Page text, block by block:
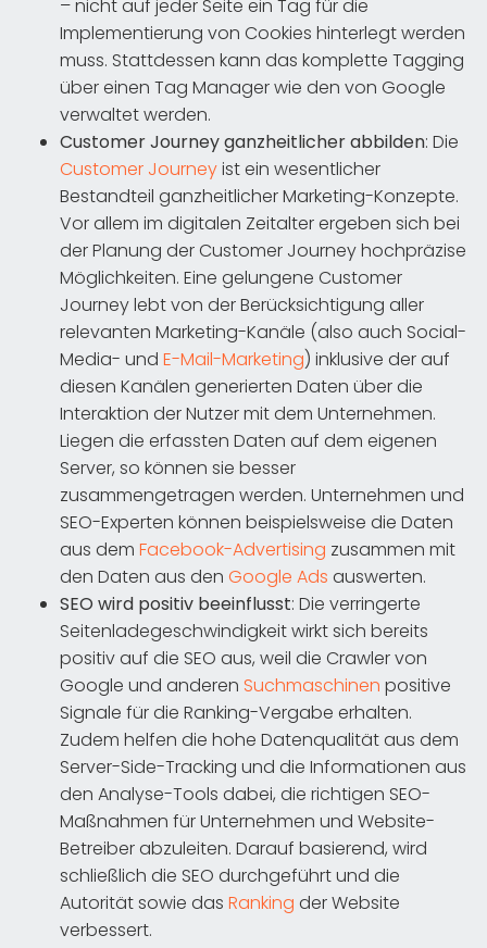
– nicht auf jeder Seite ein Tag für die
Implementierung von Cookies hinterlegt werden
muss. Stattdessen kann das komplette Tagging
über einen Tag Manager wie den von Google
verwaltet werden.
Customer Journey ganzheitlicher abbilden: Die
Customer Journeyist ein wesentlicher
Bestandteil ganzheitlicher Marketing-Konzepte.
Vor allem im digitalen Zeitalter ergeben sich bei
der Planung der Customer Journey hochpräzise
Möglichkeiten. Eine gelungene Customer
Journey lebt von der Berücksichtigung aller
relevanten Marketing-Kanäle (also auch Social-
Media- und E-Mail-Marketing) inklusive der auf
diesen Kanälen generierten Daten über die
Interaktion der Nutzer mit dem Unternehmen.
Liegen die erfassten Daten auf dem eigenen
Server, so können sie besser
zusammengetragen werden. Unternehmen und
SEO-Experten können beispielsweise die Daten
aus dem Facebook-Advertising zusammen mit
den Daten aus den Google Ads auswerten.
SEO wird positiv beeinflusst: Die verringerte
Seitenladegeschwindigkeit wirkt sich bereits
positiv auf die SEO aus, weil die Crawler von
Google und anderen Suchmaschinen positive
Signale für die Ranking-Vergabe erhalten.
Zudem helfen die hohe Datenqualität aus dem
Server-Side-Tracking und die Informationen aus
den Analyse-Tools dabei, die richtigen SEO-
Maßnahmen für Unternehmen und Website-
Betreiber abzuleiten. Darauf basierend, wird
schließlich die SEO durchgeführt und die
Autorität sowie das Ranking der Website
verbessert.